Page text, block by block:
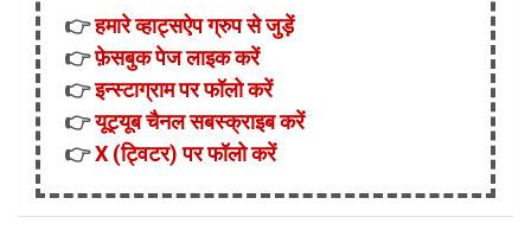
👉हमारे व्हाट्सऐप ग्रुप से जुड़ें
👉फ़ेसबुक पेज लाइक करें
👉इन्स्टाग्राम पर फॉलो करें
👉यूट्यूब चैनल सबस्क्राइब करें
👉X (ट्विटर) पर फॉलो करें